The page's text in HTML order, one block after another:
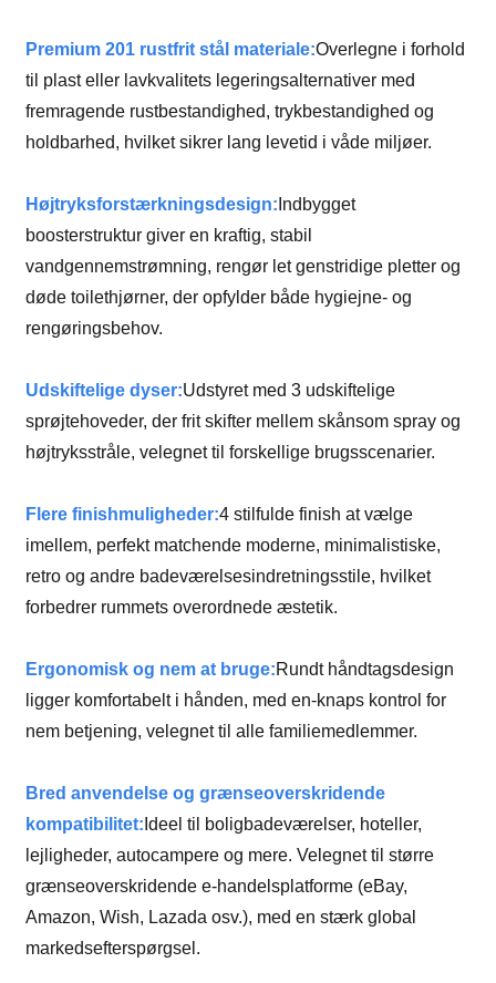
Premium 201 rustfrit stål materiale:Overlegne i forhold
til plast eller lavkvalitets legeringsalternativer med
fremragende rustbestandighed, trykbestandighed og
holdbarhed, hvilket sikrer lang levetid i våde miljøer.
Højtryksforstærkningsdesign: Indbygget
boosterstruktur giver en kraftig, stabil
vandgennemstrømning, rengør let genstridige pletter og
døde toilethjørner, der opfylder både hygiejne- og
rengøringsbehov.
Udskiftelige dyser:Udstyret med 3 udskiftelige
sprøjtehoveder, der frit skifter mellem skånsom spray og
højtryksstråle, velegnet til forskellige brugsscenarier.
Flere finishmuligheder:4 stilfulde finish at vælge
imellem, perfekt matchende moderne, minimalistiske,
retro og andre badeværelsesindretningsstile, hvilket
forbedrer rummets overordnede æstetik.
Ergonomisk og nem at bruge:Rundt håndtagsdesign
ligger komfortabelt i hånden, med en-knaps kontrol for
nem betjening, velegnet til alle familiemedlemmer.
Bred anvendelse og grænseoverskridende
kompatibilitet: Ideel til boligbadeværelser, hoteller,
lejligheder, autocampere og mere. Velegnet til større
grænseoverskridende e-handelsplatforme (eBay,
Amazon, Wish, Lazada osv.), med en stærk global
markedsefterspørgsel.